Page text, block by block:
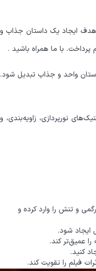
هدف ایجاد یک داستان جذاب و
با ما همراه باشید .
واحد و جذاب تبدیل شود.
نورپردازی، زاویه‌بندی، و
و تنش را وارد کرده و
ایجاد شود.
عمیق‌تر کند.
کنید.
فیلم را تقویت کند.